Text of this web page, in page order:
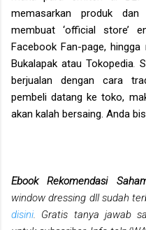
memasarkan produk
membuat ‘official store’
Facebook Fan-page,
Bukalapak atau Tokopedia
berjualan dengan cara
pembeli datang ke toko,
akan kalah bersaing. Anda
Ebook Rekomendasi
window dressing dll sudah
disini . Gratis tanya jawab